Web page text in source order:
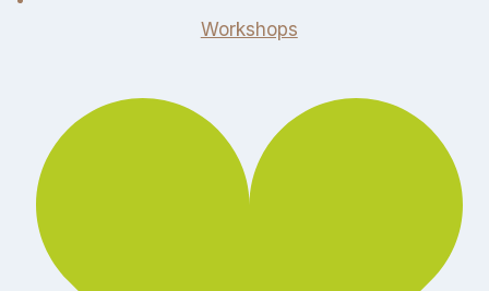
Workshops